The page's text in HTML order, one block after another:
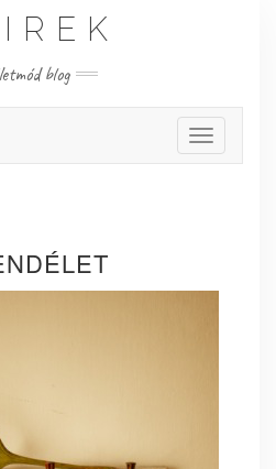
blog
Toggle